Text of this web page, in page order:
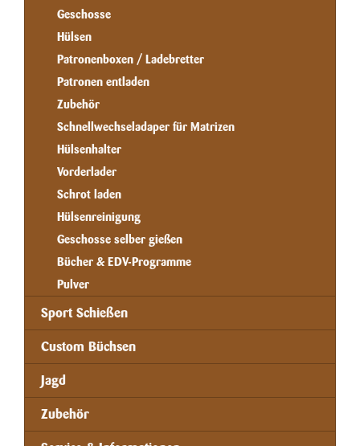
Geschosse
Hülsen
Patronenboxen / Ladebretter
Patronen entladen
Zubehör
Schnellwechseladaper für Matrizen
Hülsenhalter
Vorderlader
Schrot laden
Hülsenreinigung
Geschosse selber gießen
Bücher & EDV-Programme
Pulver
Sport Schießen
Custom Büchsen
Jagd
Zubehör